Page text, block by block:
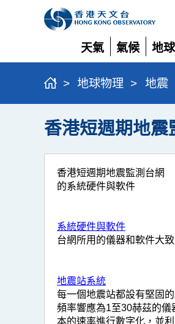
天氣
展
開
氣候
展
開
地
展
開
> 地球物理 > 地震
香港短週期地
香港短週期地震監測台網
的系統硬件與軟件
系統硬件與軟件
台網所用的儀器和軟件大
地震站系統
每一個地震站都設有堅固
頻率響應為1至30赫茲的儀
本的速率進行數字化，並